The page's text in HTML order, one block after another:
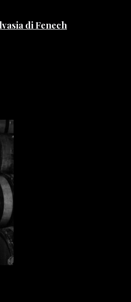
di Fenech